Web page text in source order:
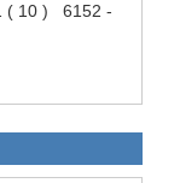
( 10 ) 6152 -